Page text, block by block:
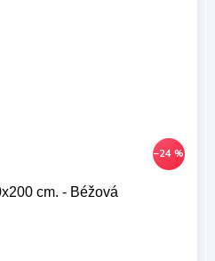
–24 %
cm. - Béžová